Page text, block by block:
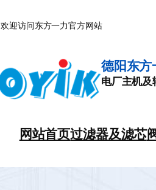
欢迎访问东方一力官方网站
德阳东方
电厂主机
网站首页过滤器及滤芯